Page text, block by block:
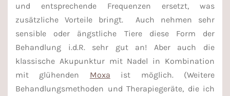
und entsprechende Frequenzen ersetzt, was
zusätzliche Vorteile bringt. Auch nehmen sehr
sensible oder ängstliche Tiere diese Form der
Behandlung i.d.R. sehr gut an! Aber auch die
klassische Akupunktur mit Nadel in Kombination
mit glühenden Moxa ist möglich. (Weitere
Behandlungsmethoden und Therapiegeräte, die ich